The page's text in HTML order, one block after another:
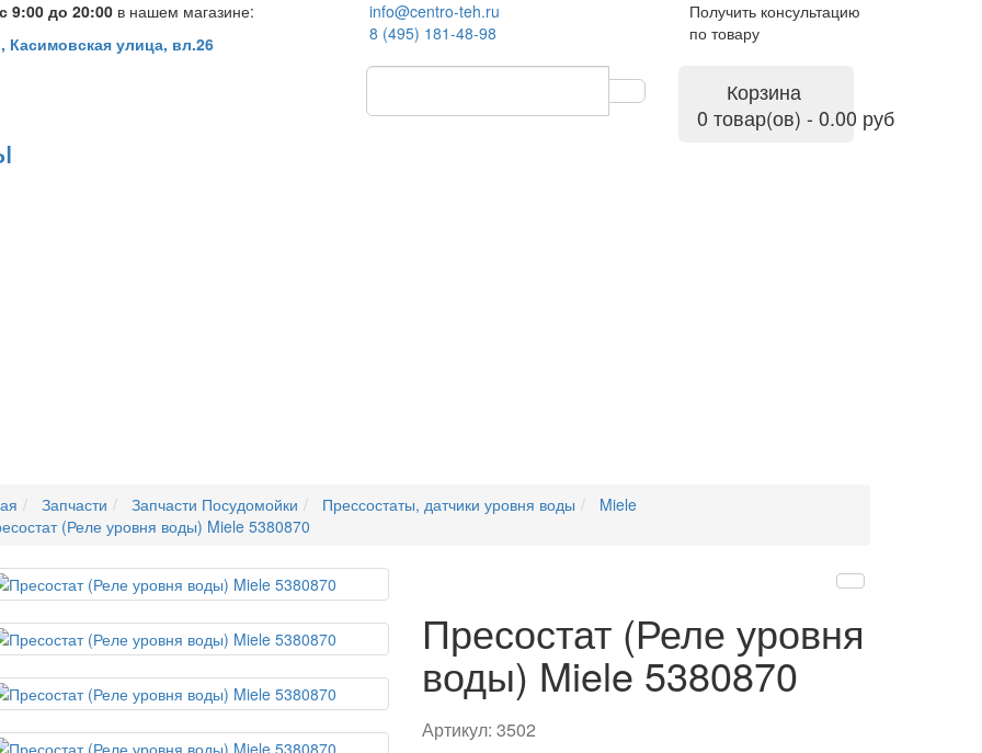
9:00 до 20:00 в нашем магазине:
улица, вл.26
info@centro-teh.ru
8 (495) 181-48-98
Получить консультацию
по товару
Корзина
0 товар(ов) - 0.00 руб
Запчасти Запчасти Посудомойки Прессостаты, датчики уровня воды
Miele
(Реле уровня воды) Miele 5380870
Пресостат (Реле уровня
воды) Miele 5380870
Артикул:3502